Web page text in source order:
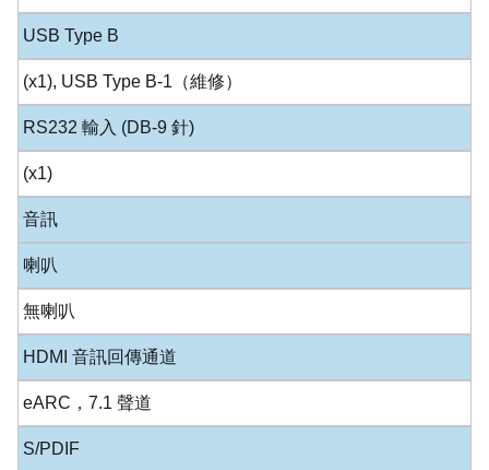
USB Type B
(x1), USB Type B-1（維修）
RS232 輸入 (DB-9 針)
(x1)
音訊
喇叭
無喇叭
HDMI 音訊回傳通道
eARC，7.1 聲道
S/PDIF